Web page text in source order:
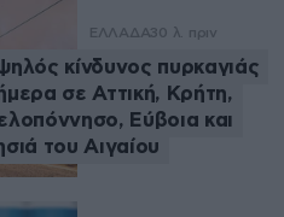
ΕΛΛΑΔΑ30 λ. πριν
κίνδυνος πυρκαγιάς
σε Αττική, Κρήτη,
Εύβοια και
του Αιγαίου